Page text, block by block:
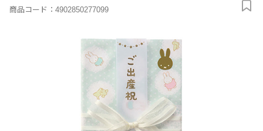
商品コード： 4902850277099